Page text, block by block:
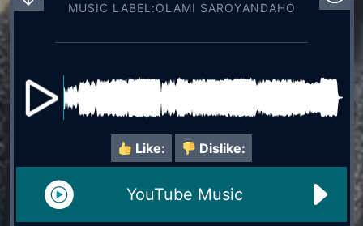
MUSIC LABEL:OLAMI SAROYАNDAHO
Like: Dislike:
YouTube Music